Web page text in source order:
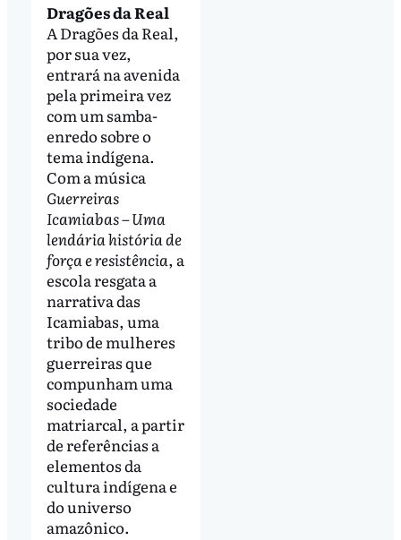
Dragões da Real
A Dragões da Real,
por sua vez,
entrará na avenida
pela primeira vez
com um samba-
enredo sobre o
tema indígena.
Com a música
Guerreiras
Icamiabas – Uma
lendária história de
força e resistência, a
escola resgata a
narrativa das
Icamiabas, uma
tribo de mulheres
guerreiras que
compunham uma
sociedade
matriarcal, a partir
de referências a
elementos da
cultura indígena e
do universo
amazônico.